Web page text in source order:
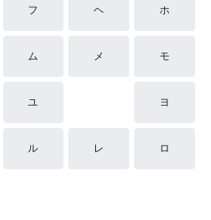
フ ヘ ホ
ム メ モ
ユ ヨ
ル レ ロ